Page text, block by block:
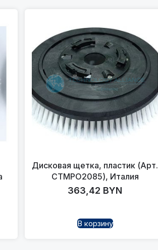
Дисковая щетка, пластик (Арт.
CTMPO2085), Италия
363,42 BYN
В корзину